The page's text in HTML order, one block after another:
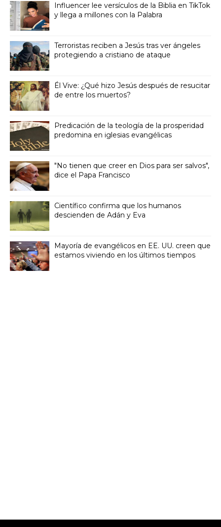
Influencer lee versículos de la Biblia en TikTok
y llega a millones con la Palabra
Terroristas reciben a Jesús tras ver ángeles
protegiendo a cristiano de ataque
Él Vive: ¿Qué hizo Jesús después de resucitar
de entre los muertos?
Predicación de la teología de la prosperidad
predomina en iglesias evangélicas
"No tienen que creer en Dios para ser salvos",
dice el Papa Francisco
Científico confirma que los humanos
descienden de Adán y Eva
Mayoría de evangélicos en EE. UU. creen que
estamos viviendo en los últimos tiempos